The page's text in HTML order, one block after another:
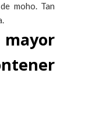
moho. Tan